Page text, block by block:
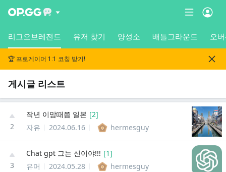
리그오브레전드 유저 찾기 양성소 배틀그라운드 오
🏆 프로게이머 1:1 코칭 받기!
게시글 리스트
2
작년 이맘때쯤 일본 [2]
자유
2024.06.16 hermesguy
3
Chat gpt 그는 신이야!!! [1]
유머
2024.05.28 hermesguy